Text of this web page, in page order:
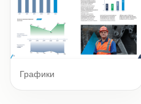
Графики